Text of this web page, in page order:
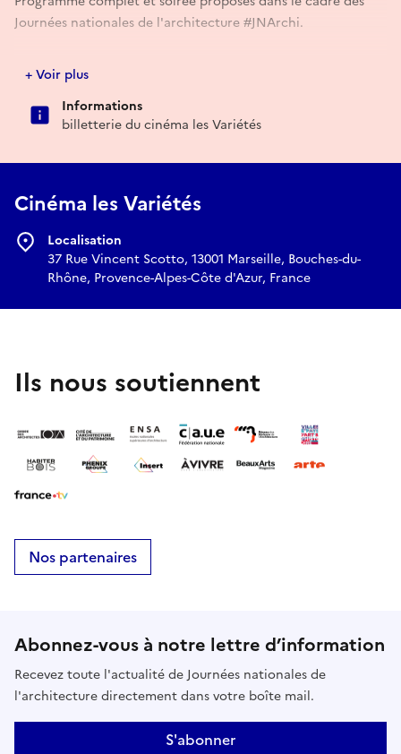
Journées nationales de l'architecture #JNArchi.
+ d'info : https://imagedeville.org/les-rencontres-dimage-de-
ville-2025/
-------------
Photo de l'affiche : André Mérian
+ Voir plus
Informations
billetterie du cinéma les Variétés
Cinéma les Variétés
Localisation
37 Rue Vincent Scotto, 13001 Marseille, Bouches-du-
Rhône, Provence-Alpes-Côte d'Azur, France
Ils nous soutiennent
Nos partenaires
Abonnez-vous à notre lettre d’information
Recevez toute l'actualité de Journées nationales de
l'architecture directement dans votre boîte mail.
S'abonner